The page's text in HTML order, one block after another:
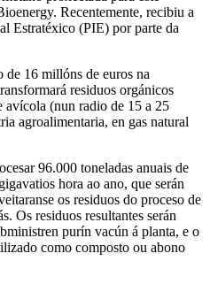
Recentemente, recibiu a
Estratéxico (PIE) por parte da
16 millóns de euros na
residuos orgánicos
avícola (nun radio de 15 a 25
agroalimentaria, en gas natural
96.000 toneladas anuais de
hora ao ano, que serán
os residuos do proceso de
Os residuos resultantes serán
purín vacún á planta, e o
como composto ou abono